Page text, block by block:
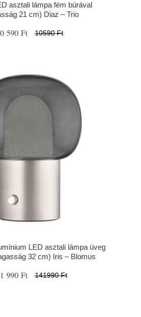
asztali lámpa fém búrával
21 cm) Diaz – Trio
590 Ft 10590 Ft
LED asztali lámpa üveg
32 cm) Iris – Blomus
990 Ft 141990 Ft